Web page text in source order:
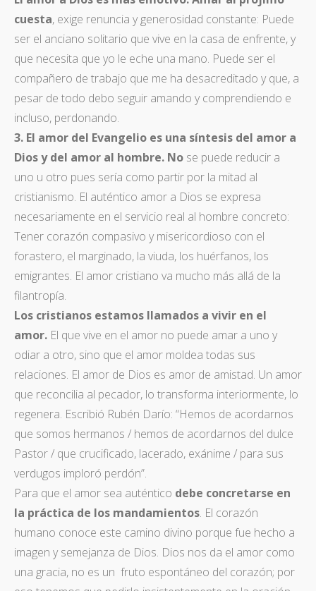
cuesta, exige renuncia y generosidad constante: Puede
ser el anciano solitario que vive en la casa de enfrente, y
que necesita que yo le eche una mano. Puede ser el
compañero de trabajo que me ha desacreditado y que, a
pesar de todo debo seguir amando y comprendiendo e
incluso, perdonando.
3. El amor del Evangelio es una síntesis del amor a
Dios y del amor al hombre. No se puede reducir a
uno u otro pues sería como partir por la mitad al
cristianismo. El auténtico amor a Dios se expresa
necesariamente en el servicio real al hombre concreto:
Tener corazón compasivo y misericordioso con el
forastero, el marginado, la viuda, los huérfanos, los
emigrantes. El amor cristiano va mucho más allá de la
filantropía.
Los cristianos estamos llamados a vivir en el
amor. El que vive en el amor no puede amar a uno y
odiar a otro, sino que el amor moldea todas sus
relaciones. El amor de Dios es amor de amistad. Un amor
que reconcilia al pecador, lo transforma interiormente, lo
regenera. Escribió Rubén Darío: “Hemos de acordarnos
que somos hermanos / hemos de acordarnos del dulce
Pastor / que crucificado, lacerado, exánime / para sus
verdugos imploró perdón”.
Para que el amor sea auténtico debe concretarse en
la práctica de los mandamientos. El corazón
humano conoce este camino divino porque fue hecho a
imagen y semejanza de Dios. Dios nos da el amor como
una gracia, no es un fruto espontáneo del corazón; por